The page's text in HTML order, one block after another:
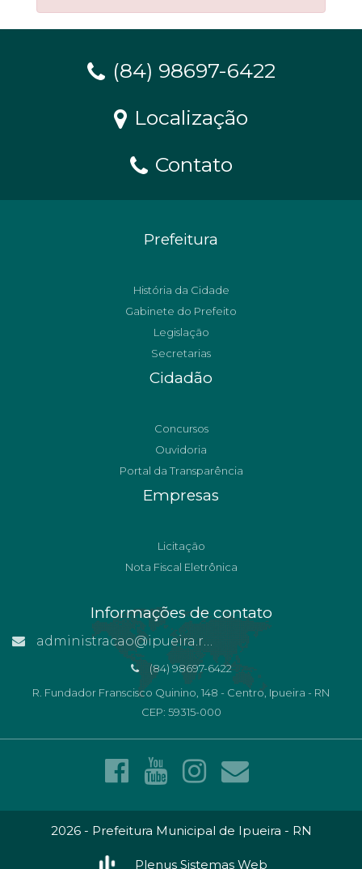
(84) 98697-6422
Localização
Contato
Prefeitura
História da Cidade
Gabinete do Prefeito
Legislação
Secretarias
Cidadão
Concursos
Ouvidoria
Portal da Transparência
Empresas
Licitação
Nota Fiscal Eletrônica
Informações de contato
administracao@ipueira.rn.gov.br
(84) 98697-6422
R. Fundador Franscisco Quinino, 148 - Centro, Ipueira - RN
CEP: 59315-000
2026 - Prefeitura Municipal de Ipueira - RN
Plenus Sistemas Web